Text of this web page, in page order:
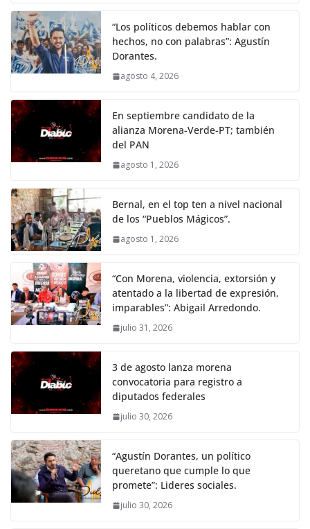
“Los políticos debemos hablar con
hechos, no con palabras”: Agustín
Dorantes.
agosto 4, 2026
En septiembre candidato de la
alianza Morena-Verde-PT; también
del PAN
agosto 1, 2026
Bernal, en el top ten a nivel nacional
de los “Pueblos Mágicos”.
agosto 1, 2026
“Con Morena, violencia, extorsión y
atentado a la libertad de expresión,
imparables”: Abigail Arredondo.
julio 31, 2026
3 de agosto lanza morena
convocatoria para registro a
diputados federales
julio 30, 2026
“Agustín Dorantes, un político
queretano que cumple lo que
promete”: Lideres sociales.
julio 30, 2026